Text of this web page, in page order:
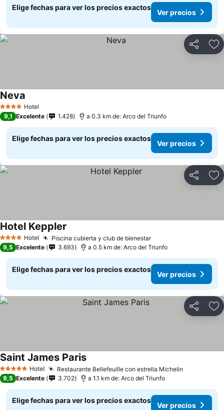
Elige fechas para ver los precios exactos
Ver precios
Compartir
4 EstrellasHotel
Neva
9,1 Excelente 1.428 a 0.3 km de: Arco del Triunfo
Elige fechas para ver los precios exactos
Ver precios
Compartir
4 EstrellasHotel Piscina cubierta y club de bienestarVer precios
Hotel Keppler
9,5 Excelente 3.693 a 0.5 km de: Arco del Triunfo
Elige fechas para ver los precios exactos
Ver precios
Compartir
5 Estrellas Hotel Restaurante Bellefeuille con estrella Michelin
Saint James ParisVer precios
9,5 Excelente 3.702 a 1.1 km de: Arco del Triunfo
Elige fechas para ver los precios exactos
Ver precios